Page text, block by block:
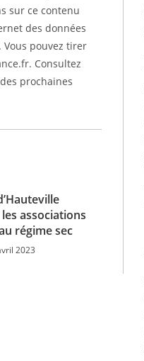
sur ce contenu
des données
pouvez tirer
Consultez
prochaines
associations
régime sec
2023